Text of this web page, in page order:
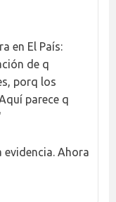
en El País:
de q
porq los
parece q
evidencia. Ahora